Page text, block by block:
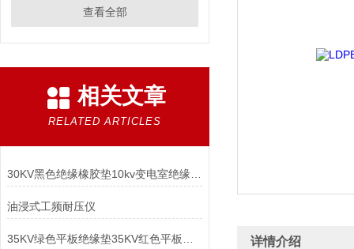
查看全部
相关文章
RELATED ARTICLES
30KV黑色绝缘橡胶垫10kv变电室绝缘橡胶板8mm橡胶垫
油浸式工频耐压仪
详情介绍